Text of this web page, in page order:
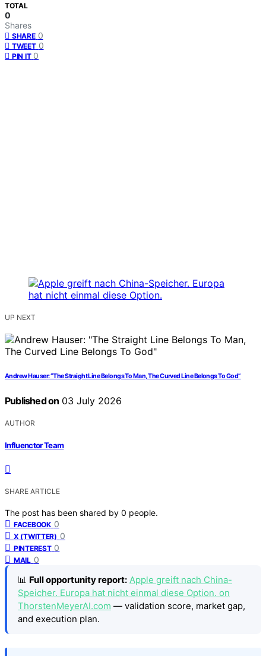
TOTAL
0
Shares
SHARE 0
TWEET 0
PIN IT 0
UP NEXT
Andrew Hauser: “The Straight Line Belongs To Man, The Curved Line Belongs To God”
Published on 03 July 2026
AUTHOR
Influenctor Team
SHARE ARTICLE
The post has been shared by 0 people.
FACEBOOK 0
X (TWITTER) 0
PINTEREST 0
MAIL 0
📊 Full opportunity report: Apple greift nach China-
Speicher. Europa hat nicht einmal diese Option. on
ThorstenMeyerAI.com — validation score, market gap,
and execution plan.